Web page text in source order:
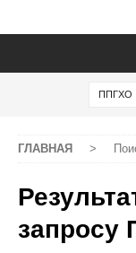
ГЛАВНАЯ >
запросу